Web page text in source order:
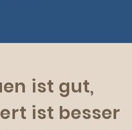
ist gut,
ist besser